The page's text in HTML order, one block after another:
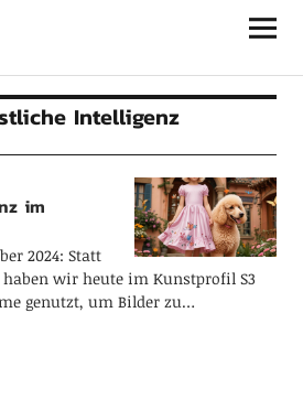
Hamburg
Intelligenz
im
2024: Statt
wir heute im Kunstprofil S3
genutzt, um Bilder zu…